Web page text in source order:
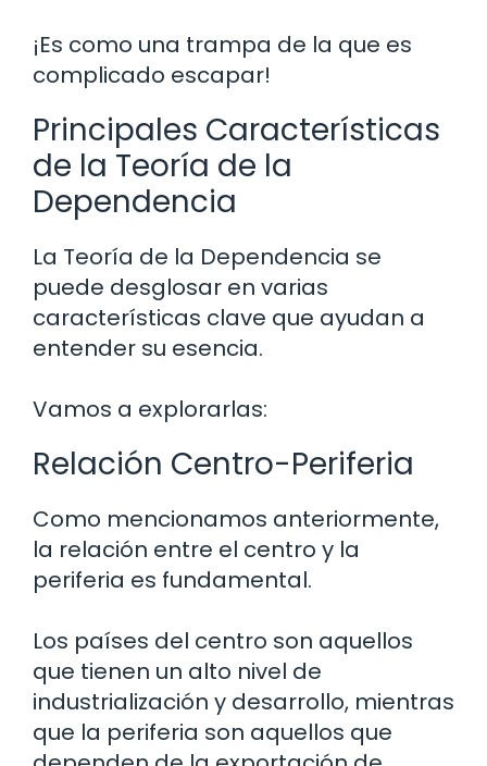
¡Es como una trampa de la que es
complicado escapar!
Principales Características
de la Teoría de la
Dependencia
La Teoría de la Dependencia se
puede desglosar en varias
características clave que ayudan a
entender su esencia.
Vamos a explorarlas:
Relación Centro-Periferia
Como mencionamos anteriormente,
la relación entre el centro y la
periferia es fundamental.
Los países del centro son aquellos
que tienen un alto nivel de
industrialización y desarrollo, mientras
que la periferia son aquellos que